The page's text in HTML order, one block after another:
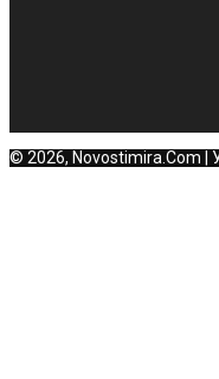
© 2026, Novostimira.Com |